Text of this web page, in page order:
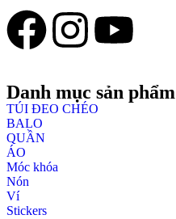
Danh mục sản phẩm
TÚI ĐEO CHÉO
BALO
QUẦN
ÁO
Móc khóa
Nón
Ví
Stickers